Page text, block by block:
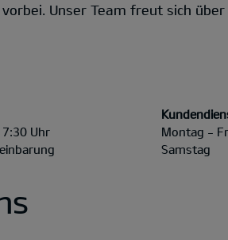
Unser Team freut sich über
Uhr
Montag -
Samstag